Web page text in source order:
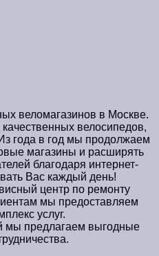
веломагазинов в Москве.
велосипедов,
года в год мы продолжаем
магазины и расширять
благодаря интернет-
Вас каждый день!
центр по ремонту
мы предоставляем
услуг.
мы предлагаем выгодные